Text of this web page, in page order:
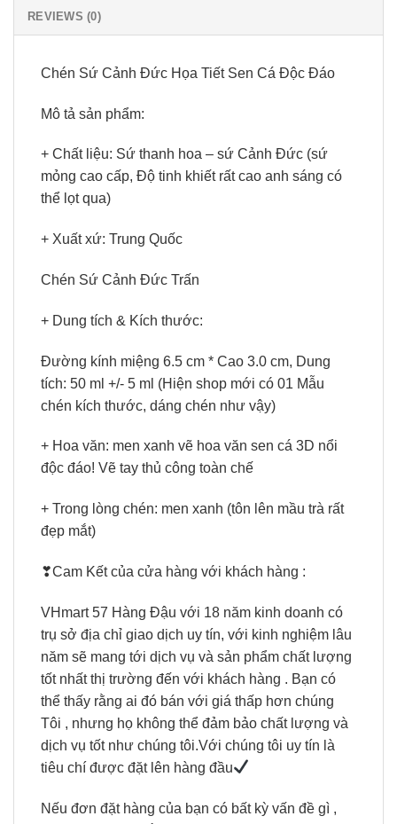
REVIEWS (0)
Chén Sứ Cảnh Đức Họa Tiết Sen Cá Độc Đáo
Mô tả sản phẩm:
+ Chất liệu: Sứ thanh hoa – sứ Cảnh Đức (sứ
mỏng cao cấp, Độ tinh khiết rất cao anh sáng có
thể lọt qua)
+ Xuất xứ: Trung Quốc
Chén Sứ Cảnh Đức Trấn
+ Dung tích & Kích thước:
Đường kính miệng 6.5 cm * Cao 3.0 cm, Dung
tích: 50 ml +/- 5 ml (Hiện shop mới có 01 Mẫu
chén kích thước, dáng chén như vậy)
+ Hoa văn: men xanh vẽ hoa văn sen cá 3D nổi
độc đáo! Vẽ tay thủ công toàn chế
+ Trong lòng chén: men xanh (tôn lên mầu trà rất
đẹp mắt)
❣Cam Kết của cửa hàng với khách hàng :
VHmart 57 Hàng Đậu với 18 năm kinh doanh có
trụ sở địa chỉ giao dịch uy tín, với kinh nghiệm lâu
năm sẽ mang tới dịch vụ và sản phẩm chất lượng
tốt nhất thị trường đến với khách hàng . Bạn có
thể thấy rằng ai đó bán với giá thấp hơn chúng
Tôi , nhưng họ không thể đảm bảo chất lượng và
dịch vụ tốt như chúng tôi.Với chúng tôi uy tín là
tiêu chí được đặt lên hàng đầu
Nếu đơn đặt hàng của bạn có bất kỳ vấn đề gì ,